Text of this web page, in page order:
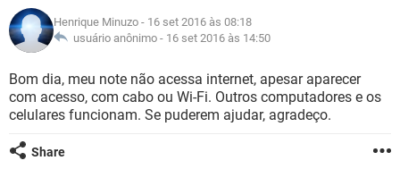
GUIA DE COMPRAS
INSTAGRAM GMAIL
GUIA DE COMPRAS
CELULAR
OUTLOOK EXCEL
INSTAGRAM
GUIA DE COMPRAS
JOGOS WHATSAPP
CELULAR
OUTLOOK EXCEL
INSTAGRAM GMAIL
GUIA DE COMPRAS
GLOSSÁRIO
JOGOS
CELULAR FACEBOOK
INSTAGRAM
Henrique Minuzo - 16 set 2016 às 08:18
usuário anônimo - 16 set 2016 às 14:50
Bom dia, meu note não acessa internet, apesar aparecer
com acesso, com cabo ou Wi-Fi. Outros computadores e os
celulares funcionam. Se puderem ajudar, agradeço.
Share